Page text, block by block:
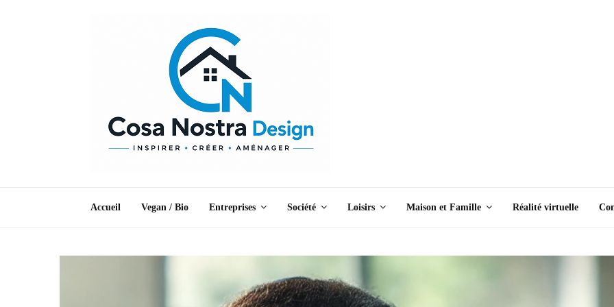
Accueil Vegan / Bio Entreprises Société Loisirs Maison et Famille Réalité virtuelle